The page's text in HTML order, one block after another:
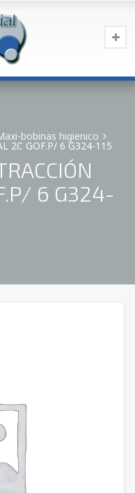
bobinas higienico
2C GOF.P/ 6 G324-115
6 G324-